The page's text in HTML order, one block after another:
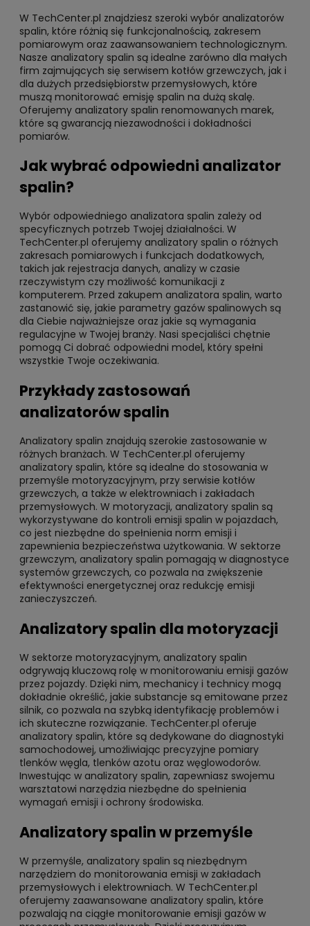
W TechCenter.pl znajdziesz szeroki wybór analizatorów
spalin, które różnią się funkcjonalnością, zakresem
pomiarowym oraz zaawansowaniem technologicznym.
Nasze analizatory spalin są idealne zarówno dla małych
firm zajmujących się serwisem kotłów grzewczych, jak i
dla dużych przedsiębiorstw przemysłowych, które
muszą monitorować emisję spalin na dużą skalę.
Oferujemy analizatory spalin renomowanych marek,
które są gwarancją niezawodności i dokładności
pomiarów.
Jak wybrać odpowiedni analizator
spalin?
Wybór odpowiedniego analizatora spalin zależy od
specyficznych potrzeb Twojej działalności. W
TechCenter.pl oferujemy analizatory spalin o różnych
zakresach pomiarowych i funkcjach dodatkowych,
takich jak rejestracja danych, analizy w czasie
rzeczywistym czy możliwość komunikacji z
komputerem. Przed zakupem analizatora spalin, warto
zastanowić się, jakie parametry gazów spalinowych są
dla Ciebie najważniejsze oraz jakie są wymagania
regulacyjne w Twojej branży. Nasi specjaliści chętnie
pomogą Ci dobrać odpowiedni model, który spełni
wszystkie Twoje oczekiwania.
Przykłady zastosowań
analizatorów spalin
Analizatory spalin znajdują szerokie zastosowanie w
różnych branżach. W TechCenter.pl oferujemy
analizatory spalin, które są idealne do stosowania w
przemyśle motoryzacyjnym, przy serwisie kotłów
grzewczych, a także w elektrowniach i zakładach
przemysłowych. W motoryzacji, analizatory spalin są
wykorzystywane do kontroli emisji spalin w pojazdach,
co jest niezbędne do spełnienia norm emisji i
zapewnienia bezpieczeństwa użytkowania. W sektorze
grzewczym, analizatory spalin pomagają w diagnostyce
systemów grzewczych, co pozwala na zwiększenie
efektywności energetycznej oraz redukcję emisji
zanieczyszczeń.
Analizatory spalin dla motoryzacji
W sektorze motoryzacyjnym, analizatory spalin
odgrywają kluczową rolę w monitorowaniu emisji gazów
przez pojazdy. Dzięki nim, mechanicy i technicy mogą
dokładnie określić, jakie substancje są emitowane przez
silnik, co pozwala na szybką identyfikację problemów i
ich skuteczne rozwiązanie. TechCenter.pl oferuje
analizatory spalin, które są dedykowane do diagnostyki
samochodowej, umożliwiając precyzyjne pomiary
tlenków węgla, tlenków azotu oraz węglowodorów.
Inwestując w analizatory spalin, zapewniasz swojemu
warsztatowi narzędzia niezbędne do spełnienia
wymagań emisji i ochrony środowiska.
Analizatory spalin w przemyśle
W przemyśle, analizatory spalin są niezbędnym
narzędziem do monitorowania emisji w zakładach
przemysłowych i elektrowniach. W TechCenter.pl
oferujemy zaawansowane analizatory spalin, które
pozwalają na ciągłe monitorowanie emisji gazów w